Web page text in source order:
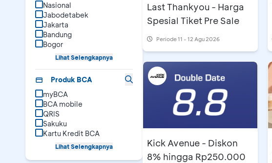
Nasional
Jabodetabek
Jakarta
Bandung
Bogor
Lihat Selengkapnya
Produk BCA
myBCA
BCA mobile
QRIS
Sakuku
Kartu Kredit BCA
Lihat Selengkapnya
Last Thankyou - Harga
Spesial Tiket Pre Sale
Periode11 - 12 Agu 2026
Kick Avenue - Diskon
8% hingga Rp250.000